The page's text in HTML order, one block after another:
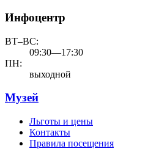
Инфоцентр
ВТ–ВС:
09:30—17:30
ПН:
выходной
Музей
Льготы и цены
Контакты
Правила посещения